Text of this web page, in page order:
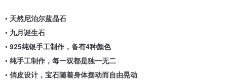
• 天然尼泊尔蓝晶石
• 九月诞生石
• 925纯银手工制作，备有4种颜色
• 纯手工制作，每一双都是独一无二
• 俏皮设计，宝石随着身体摆动而自由晃动